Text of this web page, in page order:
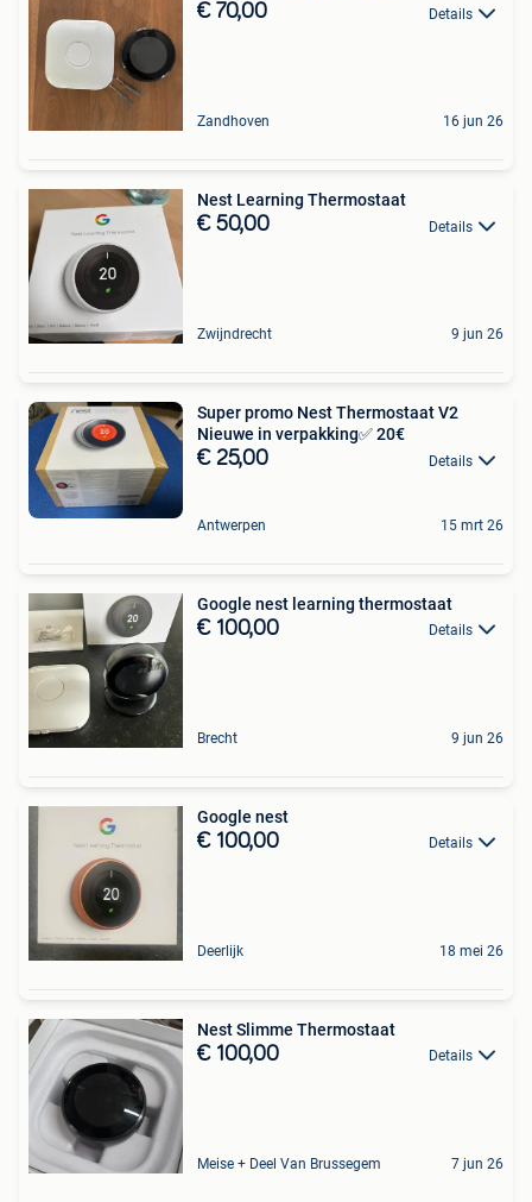
€ 70,00 Details
Zandhoven 16 jun 26
Nest Learning Thermostaat
€ 50,00 Details
Zwijndrecht 9 jun 26
Super promo Nest Thermostaat V2
Nieuwe in verpakking✅ 20€
€ 25,00 Details
Antwerpen 15 mrt 26
Google nest learning thermostaat
€ 100,00 Details
Brecht 9 jun 26
Google nest
€ 100,00 Details
Deerlijk 18 mei 26
Nest Slimme Thermostaat
€ 100,00 Details
Meise + Deel Van Brussegem 7 jun 26